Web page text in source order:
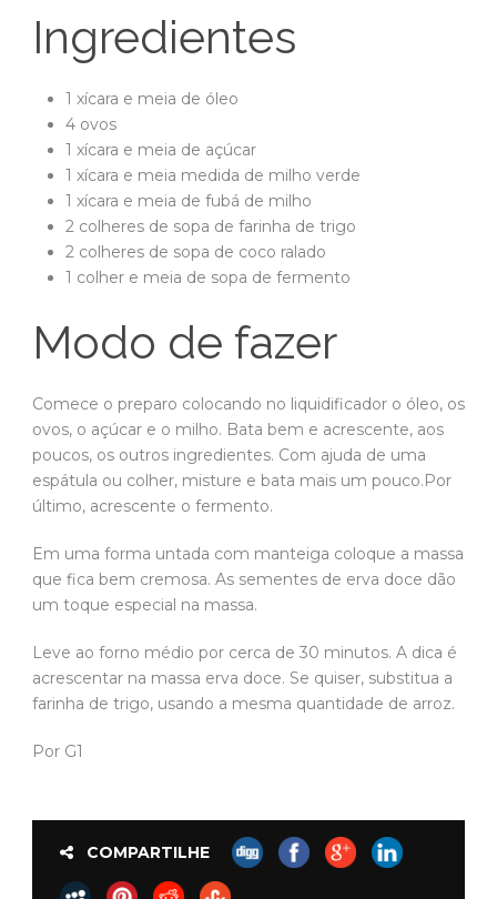
Ingredientes
1 xícara e meia de óleo
4 ovos
1 xícara e meia de açúcar
1 xícara e meia medida de milho verde
1 xícara e meia de fubá de milho
2 colheres de sopa de farinha de trigo
2 colheres de sopa de coco ralado
1 colher e meia de sopa de fermento
Modo de fazer
Comece o preparo colocando no liquidificador o óleo, os
ovos, o açúcar e o milho. Bata bem e acrescente, aos
poucos, os outros ingredientes. Com ajuda de uma
espátula ou colher, misture e bata mais um pouco.Por
último, acrescente o fermento.
Em uma forma untada com manteiga coloque a massa
que fica bem cremosa. As sementes de erva doce dão
um toque especial na massa.
Leve ao forno médio por cerca de 30 minutos. A dica é
acrescentar na massa erva doce. Se quiser, substitua a
farinha de trigo, usando a mesma quantidade de arroz.
Por G1
COMPARTILHE